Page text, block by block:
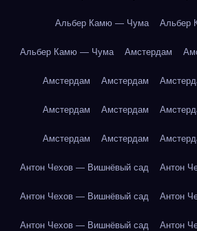
Альбер Камю — Чума Альбер
Альбер Камю — Чума Амстердам
Амстердам Амстердам
Амстердам Амстердам
Амстердам Амстердам
Антон Чехов — Вишнёвый сад Антон
Антон Чехов — Вишнёвый сад Антон
Антон Чехов — Вишнёвый сад Антон